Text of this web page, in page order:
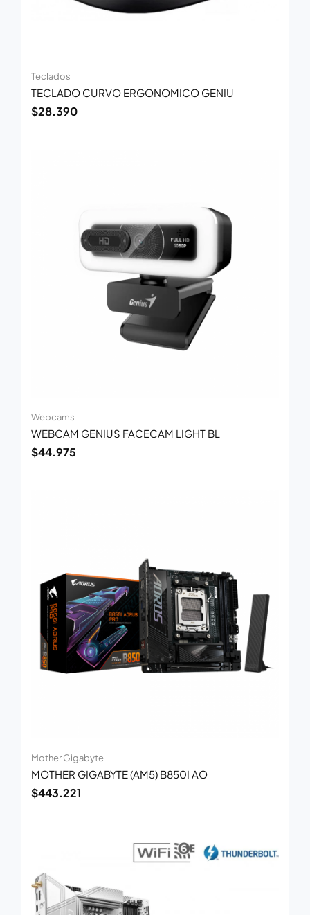
Teclados
TECLADO CURVO ERGONOMICO GENIU
$28.390
Webcams
WEBCAM GENIUS FACECAM LIGHT BL
$44.975
Mother Gigabyte
MOTHER GIGABYTE (AM5) B850I AO
$443.221